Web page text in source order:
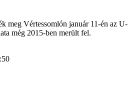
meg Vértessomlón január 11-én az U-
még 2015-ben merült fel.